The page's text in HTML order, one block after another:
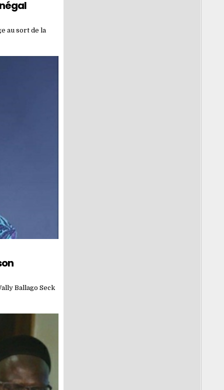
au sort de la
Ballago Seck